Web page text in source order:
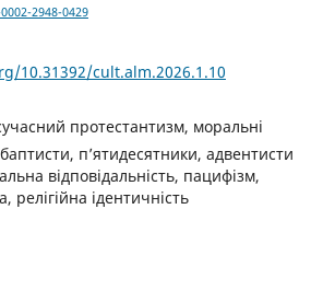
2948-0429
10.31392/cult.alm.2026.1.10
протестантизм, моральні
п’ятидесятники, адвентисти
відповідальність, пацифізм,
релігійна ідентичність